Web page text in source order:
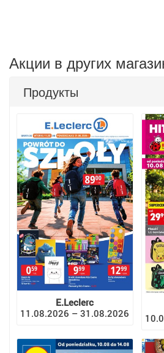
Акции в других
Продукты
E.Leclerc
11.08.2026 – 31.08.2026